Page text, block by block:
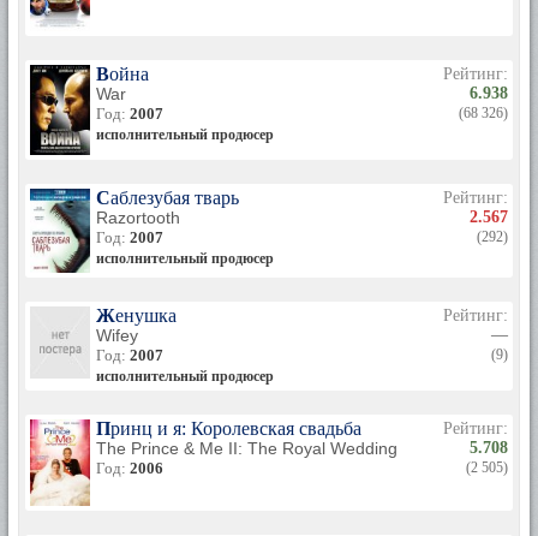
Война
War
Год: 2007
исполнительный продюсер
Рейтинг:
6.938
(68 326)
Саблезубая тварь
Razortooth
Год: 2007
исполнительный продюсер
Рейтинг:
2.567
(292)
Женушка
Wifey
Год: 2007
исполнительный продюсер
Рейтинг:
—
(9)
Принц и я: Королевская свадьба
The Prince & Me II: The Royal Wedding
Год: 2006
Рейтинг:
5.708
(2 505)